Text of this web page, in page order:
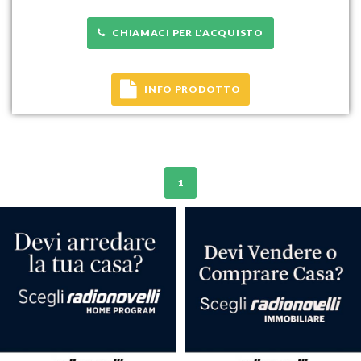
CHIAMACI PER L'ACQUISTO
INFO PRODOTTO
1